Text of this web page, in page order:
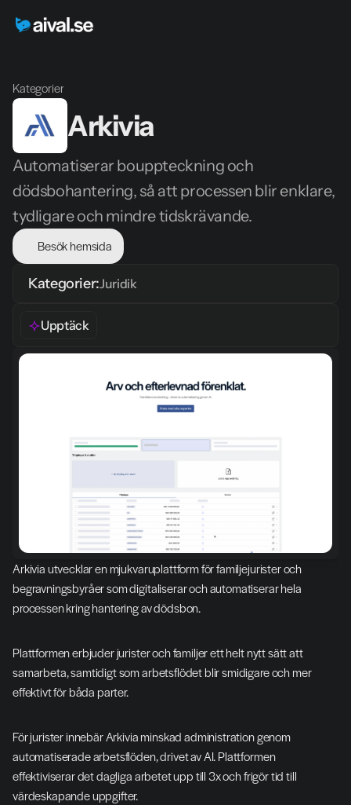
Kategorier
Arkivia
Automatiserar bouppteckning och
dödsbohantering, så att processen blir enklare,
tydligare och mindre tidskrävande.
Besök hemsida
Kategorier:Juridik
Upptäck
Arkivia utvecklar en mjukvaruplattform för familjejurister och
begravningsbyråer som digitaliserar och automatiserar hela
processen kring hantering av dödsbon.
Plattformen erbjuder jurister och familjer ett helt nytt sätt att
samarbeta, samtidigt som arbetsflödet blir smidigare och mer
effektivt för båda parter.
För jurister innebär Arkivia minskad administration genom
automatiserade arbetsflöden, drivet av AI. Plattformen
effektiviserar det dagliga arbetet upp till 3x och frigör tid till
värdeskapande uppgifter.